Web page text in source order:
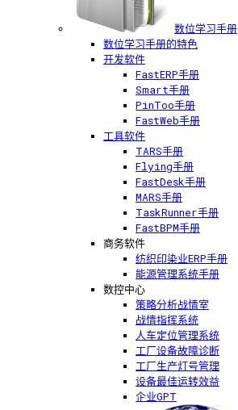
数位学习手册
数位学习手册的特色
开发软件
FastERP手册
Smart手册
PinToo手册
FastWeb手册
工具软件
TARS手册
Flying手册
FastDesk手册
MARS手册
TaskRunner手册
FastBPM手册
商务软件
纺织印染业ERP手册
能源管理系统手册
数控中心
策略分析战情室
战情指挥系统
人车定位管理系统
工厂设备故障诊断
工厂生产灯号管理
设备最佳运转效益
企业GPT